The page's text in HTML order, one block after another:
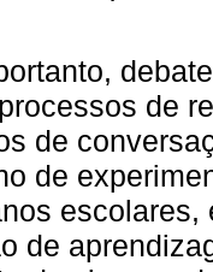
de
de
de
escolares,
de